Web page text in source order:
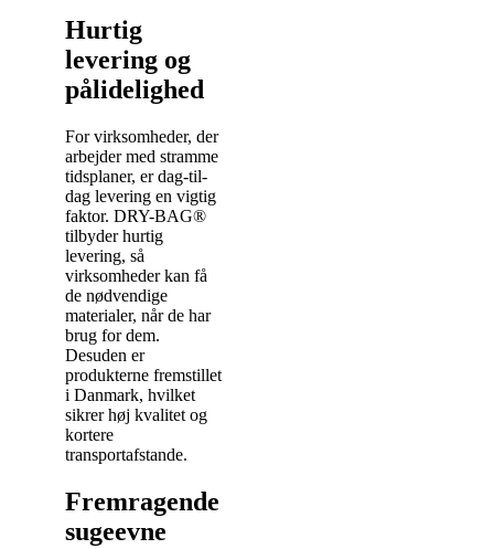
Hurtig
levering og
pålidelighed
For virksomheder, der
arbejder med stramme
tidsplaner, er dag-til-
dag levering en vigtig
faktor. DRY-BAG®
tilbyder hurtig
levering, så
virksomheder kan få
de nødvendige
materialer, når de har
brug for dem.
Desuden er
produkterne fremstillet
i Danmark, hvilket
sikrer høj kvalitet og
kortere
transportafstande.
Fremragende
sugeevne